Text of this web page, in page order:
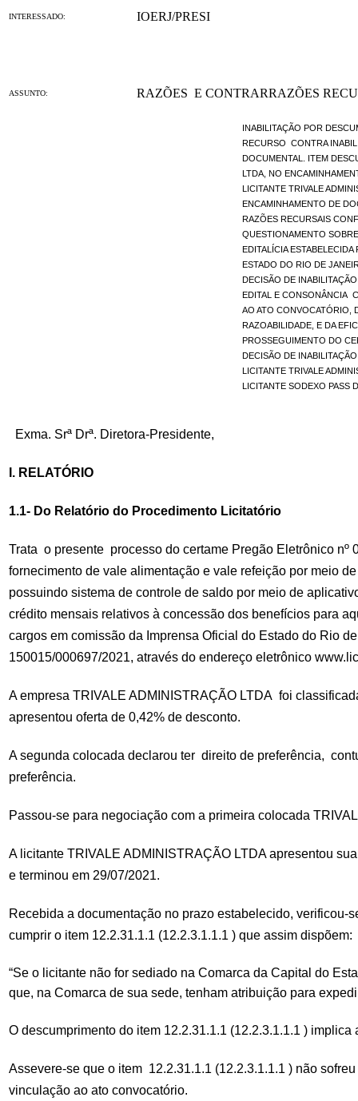
INTERESSADO: IOERJ/PRESI
ASSUNTO: RAZÕES E CONTRARRAZÕES
INABILITAÇÃO POR
RECURSO CONTRA
DOCUMENTAL. ITEM
LTDA, NO
LICITANTE TRIVALE
ENCAMINHAMENTO DE
RAZÕES RECURSAIS
QUESTIONAMENTO
EDITALÍCIA
ESTADO DO RIO DE
DECISÃO DE
EDITAL E CONSONÂNCIA
AO ATO CONVOCATÓRIO,
RAZOABILIDADE, E DA
PROSSEGUIMENTO DO
DECISÃO DE
LICITANTE TRIVALE
LICITANTE SODEXO PASS
Exma. Srª Drª. Diretora-Presidente,
I. RELATÓRIO
1.1- Do Relatório do Procedimento Licitatório
Trata o presente processo do certame Pregão Eletrônico
fornecimento de vale alimentação e vale refeição por meio
possuindo sistema de controle de saldo por meio de
crédito mensais relativos à concessão dos benefícios para
cargos em comissão da Imprensa Oficial do Estado do Rio
150015/000697/2021, através do endereço eletrônico
A empresa TRIVALE ADMINISTRAÇÃO LTDA foi
apresentou oferta de 0,42% de desconto.
A segunda colocada declarou ter direito de preferência,
preferência.
Passou-se para negociação com a primeira colocada
A licitante TRIVALE ADMINISTRAÇÃO LTDA apresentou
e terminou em 29/07/2021.
Recebida a documentação no prazo estabelecido,
cumprir o item 12.2.31.1.1 (12.2.3.1.1.1 ) que assim dispõem:
“Se o licitante não for sediado na Comarca da Capital do
que, na Comarca de sua sede, tenham atribuição para
O descumprimento do item 12.2.31.1.1 (12.2.3.1.1.1 )
Assevere-se que o item 12.2.31.1.1 (12.2.3.1.1.1 ) não
vinculação ao ato convocatório.